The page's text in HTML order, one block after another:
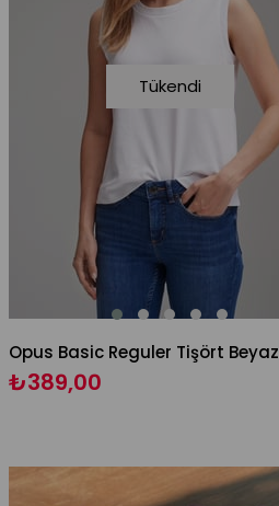
Tükendi
Opus Basic Reguler Tişört Beyaz
₺389,00